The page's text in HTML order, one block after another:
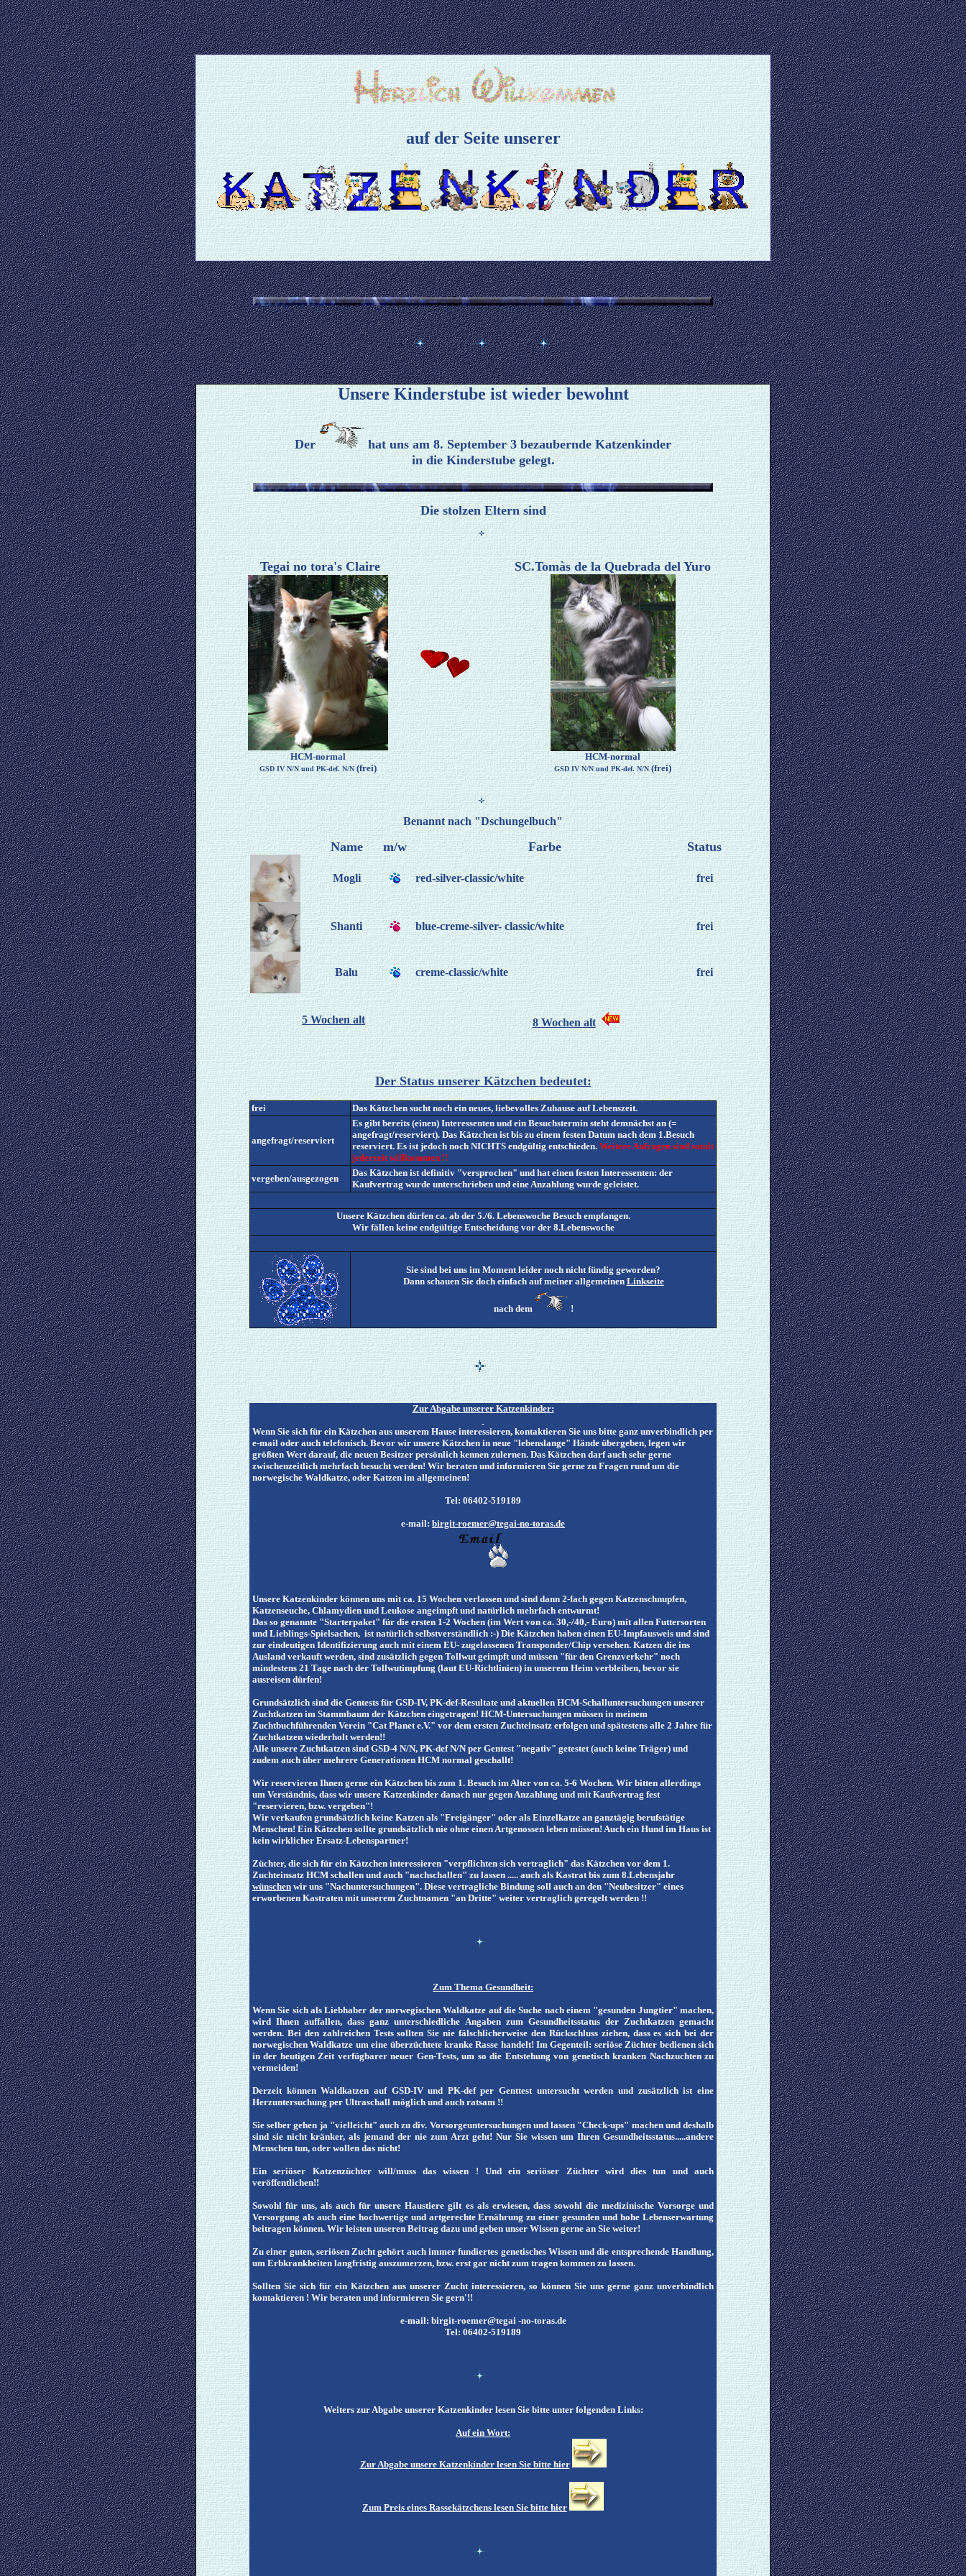
auf der Seite unserer
Unsere Kinderstube ist wieder bewohnt
Der
hat uns am 8. September 3 bezaubernde Katzenkinder
in die Kinderstube gelegt.
Die stolzen Eltern sind
Tegai no tora's Claire SC.Tomàs de la Quebrada del Yuro
HCM-normal
GSD IV N/N und PK-def. N/N(frei)
HCM-normal
GSD IV N/N und PK-def. N/N(frei)
Benannt nach "Dschungelbuch"
Name m/w Farbe Status
Mogli red-silver-classic/white frei
Shanti blue-creme-silver- classic/white frei
Balu creme-classic/white frei
5 Wochen alt 8 Wochen alt
Der Status unserer Kätzchen bedeutet:
frei Das Kätzchen sucht noch ein neues, liebevolles Zuhause auf Lebenszeit.
angefragt/reserviert
Es gibt bereits (einen) Interessenten und ein Besuchstermin steht demnächst an (=
angefragt/reserviert). Das Kätzchen ist bis zu einem festen Datum nach dem 1.Besuch
reserviert. Es ist jedoch noch NICHTS endgültig entschieden. Weitere Anfragen sind somit
jederzeit willkommen !!
vergeben/ausgezogen
Das Kätzchen ist definitiv "versprochen" und hat einen festen Interessenten: der
Kaufvertrag wurde unterschrieben und eine Anzahlung wurde geleistet.
Unsere Kätzchen dürfen ca. ab der 5./6. Lebenswoche Besuch empfangen.
Wir fällen keine endgültige Entscheidung vor der 8.Lebenswoche
Sie sind bei uns im Moment leider noch nicht fündig geworden?
Dann schauen Sie doch einfach auf meiner allgemeinen Linkseite
nach dem !
Zur Abgabe unserer Katzenkinder:
Wenn Sie sich für ein Kätzchen aus unserem Hause interessieren, kontaktieren Sie uns bitte ganz unverbindlich per
e-mail oder auch telefonisch. Bevor wir unsere Kätzchen in neue "lebenslange" Hände übergeben, legen wir
größten Wert darauf, die neuen Besitzer persönlich kennen zulernen. Das Kätzchen darf auch sehr gerne
zwischenzeitlich mehrfach besucht werden! Wir beraten und informieren Sie gerne zu Fragen rund um die
norwegische Waldkatze, oder Katzen im allgemeinen!
Tel: 06402-519189
e-mail: birgit-roemer@tegai-no-toras.de
Unsere Katzenkinder können uns mit ca. 15 Wochen verlassen und sind dann 2-fach gegen Katzenschnupfen,
Katzenseuche, Chlamydien und Leukose angeimpft und natürlich mehrfach entwurmt!
Das so genannte "Starterpaket" für die ersten 1-2 Wochen (im Wert von ca. 30,-/40,- Euro) mit allen Futtersorten
und Lieblings-Spielsachen, ist natürlich selbstverständlich :-) Die Kätzchen haben einen EU-Impfausweis und sind
zur eindeutigen Identifizierung auch mit einem EU- zugelassenen Transponder/Chip versehen. Katzen die ins
Ausland verkauft werden, sind zusätzlich gegen Tollwut geimpft und müssen "für den Grenzverkehr" noch
mindestens 21 Tage nach der Tollwutimpfung (laut EU-Richtlinien) in unserem Heim verbleiben, bevor sie
ausreisen dürfen!
Grundsätzlich sind die Gentests für GSD-IV, PK-def-Resultate und aktuellen HCM-Schalluntersuchungen unserer
Zuchtkatzen im Stammbaum der Kätzchen eingetragen! HCM-Untersuchungen müssen in meinem
Zuchtbuchführenden Verein "Cat Planet e.V." vor dem ersten Zuchteinsatz erfolgen und spätestens alle 2 Jahre für
Zuchtkatzen wiederholt werden!!
Alle unsere Zuchtkatzen sind GSD-4 N/N, PK-def N/N per Gentest "negativ" getestet (auch keine Träger) und
zudem auch über mehrere Generationen HCM normal geschallt!
Wir reservieren Ihnen gerne ein Kätzchen bis zum 1. Besuch im Alter von ca. 5-6 Wochen. Wir bitten allerdings
um Verständnis, dass wir unsere Katzenkinder danach nur gegen Anzahlung und mit Kaufvertrag fest
"reservieren, bzw. vergeben"!
Wir verkaufen grundsätzlich keine Katzen als "Freigänger" oder als Einzelkatze an ganztägig berufstätige
Menschen! Ein Kätzchen sollte grundsätzlich nie ohne einen Artgenossen leben müssen! Auch ein Hund im Haus ist
kein wirklicher Ersatz-Lebenspartner!
Züchter, die sich für ein Kätzchen interessieren "verpflichten sich vertraglich" das Kätzchen vor dem 1.
Zuchteinsatz HCM schallen und auch "nachschallen" zu lassen ..... auch als Kastrat bis zum 8.Lebensjahr
wünschen wir uns "Nachuntersuchungen". Diese vertragliche Bindung soll auch an den "Neubesitzer" eines
erworbenen Kastraten mit unserem Zuchtnamen "an Dritte" weiter vertraglich geregelt werden !!
Zum Thema Gesundheit:
Wenn Sie sich als Liebhaber der norwegischen Waldkatze auf die Suche nach einem "gesunden Jungtier" machen,
wird Ihnen auffallen, dass ganz unterschiedliche Angaben zum Gesundheitsstatus der Zuchtkatzen gemacht
werden. Bei den zahlreichen Tests sollten Sie nie fälschlicherweise den Rückschluss ziehen, dass es sich bei der
norwegischen Waldkatze um eine überzüchtete kranke Rasse handelt! Im Gegenteil: seriöse Züchter bedienen sich
in der heutigen Zeit verfügbarer neuer Gen-Tests, um so die Entstehung von genetisch kranken Nachzuchten zu
vermeiden!
Derzeit können Waldkatzen auf GSD-IV und PK-def per Genttest untersucht werden und zusätzlich ist eine
Herzuntersuchung per Ultraschall möglich und auch ratsam !!
Sie selber gehen ja "vielleicht" auch zu div. Vorsorgeuntersuchungen und lassen "Check-ups" machen und deshalb
sind sie nicht kränker, als jemand der nie zum Arzt geht! Nur Sie wissen um Ihren Gesundheitsstatus.....andere
Menschen tun, oder wollen das nicht!
Ein seriöser Katzenzüchter will/muss das wissen ! Und ein seriöser Züchter wird dies tun und auch
veröffentlichen!!
Sowohl für uns, als auch für unsere Haustiere gilt es als erwiesen, dass sowohl die medizinische Vorsorge und
Versorgung als auch eine hochwertige und artgerechte Ernährung zu einer gesunden und hohe Lebenserwartung
beitragen können. Wir leisten unseren Beitrag dazu und geben unser Wissen gerne an Sie weiter!
Zu einer guten, seriösen Zucht gehört auch immer fundiertes genetisches Wissen und die entsprechende Handlung,
um Erbkrankheiten langfristig auszumerzen, bzw. erst gar nicht zum tragen kommen zu lassen.
Sollten Sie sich für ein Kätzchen aus unserer Zucht interessieren, so können Sie uns gerne ganz unverbindlich
kontaktieren ! Wir beraten und informieren Sie gern'!!
e-mail: birgit-roemer@tegai -no-toras.de
Tel: 06402-519189
Weiters zur Abgabe unserer Katzenkinder lesen Sie bitte unter folgenden Links:
Auf ein Wort:
Zur Abgabe unsere Katzenkinder lesen Sie bitte hier
Zum Preis eines Rassekätzchens lesen Sie bitte hier